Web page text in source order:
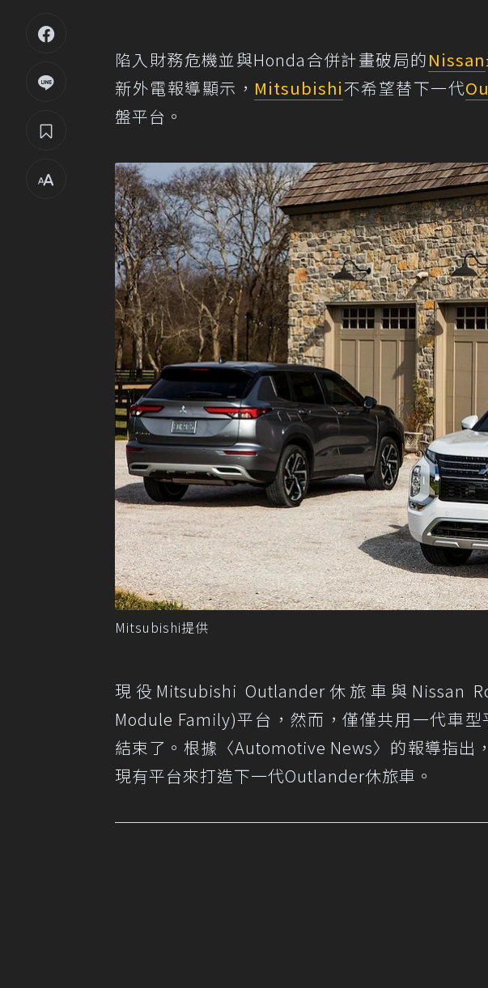
陷入財務危機並與Honda合併計畫破局的Nissan
新外電報導顯示， Mitsubishi不希望替下一代
盤平台。
Mitsubishi提供
現役Mitsubishi Outlander休旅車與Nissan
Module Family)平台，然而，僅僅共用一代車
結束了。根據〈Automotive News〉的報導指出
現有平台來打造下一代Outlander休旅車。